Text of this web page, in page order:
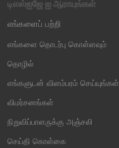
டிஎஸ்ஐஜே ஐ ஆராயுங்கள்
எங்களைப் பற்றி
எங்களை தொடர்பு கொள்ளவும்
தொழில்
எங்களுடன் விளம்பரம் செய்யுங்கள்
விமர்சனங்கள்
நிறுவிப்பாளருக்கு அஞ்சலி
செய்தி கொள்கை